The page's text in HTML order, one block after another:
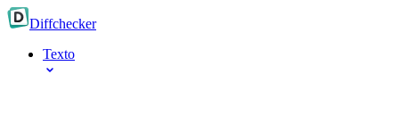
Diffchecker
Texto